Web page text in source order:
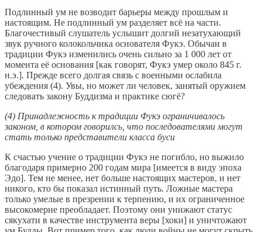
Подлинный ум не возводит барьеры между прошлым и
настоящим. Не подлинный ум разделяет всё на части.
Благочестивый слушатель услышит долгий незатухающий
звук ручного колокольчика основателя Фукэ. Обычаи в
традиции Фукэ изменились очень сильно за 1 000 лет от
момента её основания [как говорят, Фукэ умер около 845 г.
н.э.]. Прежде всего долгая связь с военными ослабила
убеждения (4). Увы, но может ли человек, занятый оружием
следовать закону Буддизма и практике сюгё?
(4) Принадлежность к традиции Фукэ ограничивалось
законом, в котором говорилсь, что последователями могут
стать только представители класса буси
К счастью учение о традиции Фукэ не погибло, но выжило
благодаря примерно 200 годам мира [имеется в виду эпоха
Эдо]. Тем не менее, нет больше настоящих мастеров, и нет
никого, кто бы показал истинный путь. Ложные мастера
только умелые в презрении к терпению, и их ограниченное
высокомерие преобладает. Поэтому они унижают статус
сякухати в качестве инструмента веры [хоки] и уничтожают